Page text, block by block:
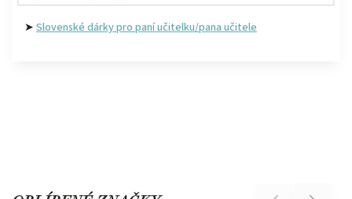
➤ Slovenské dárky pro paní učitelku/pana učitele